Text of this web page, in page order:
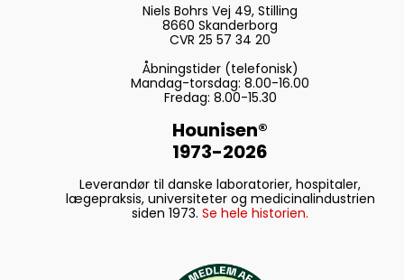
Niels Bohrs Vej 49, Stilling
8660 Skanderborg
CVR 25 57 34 20
Åbningstider (telefonisk)
Mandag-torsdag: 8.00-16.00
Fredag: 8.00-15.30
Hounisen®
1973-2026
Leverandør til danske laboratorier, hospitaler,
lægepraksis, universiteter og medicinalindustrien
siden 1973. Se hele historien.